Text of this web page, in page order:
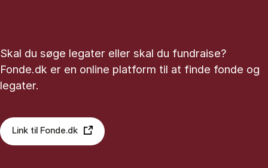
Skal du søge legater eller skal du fundraise?
Fonde.dk er en online platform til at finde fonde og
legater.
Link til Fonde.dk